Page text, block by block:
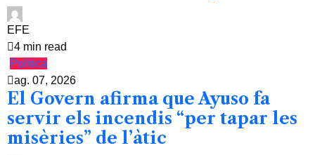
EFE
4 min read
Política
ag. 07, 2026
El Govern afirma que Ayuso fa
servir els incendis “per tapar les
misèries” de l’àtic